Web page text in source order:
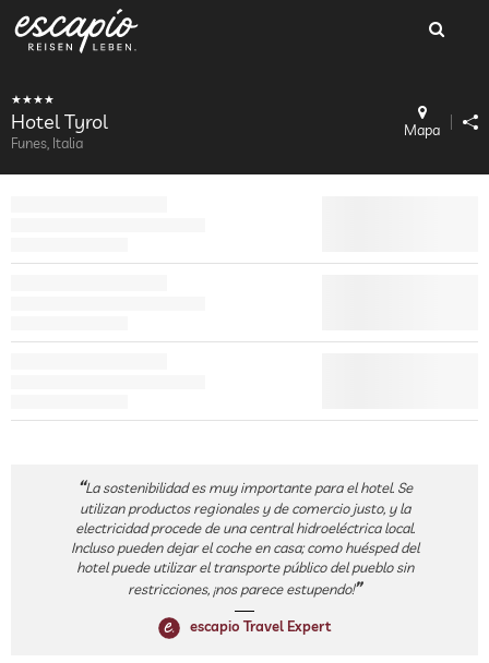
Hotel Tyrol
Funes, Italia
Mapa
La sostenibilidad es muy importante para el hotel. Se
utilizan productos regionales y de comercio justo, y la
electricidad procede de una central hidroeléctrica local.
Incluso pueden dejar el coche en casa; como huésped del
hotel puede utilizar el transporte público del pueblo sin
restricciones, ¡nos parece estupendo!
escapio Travel Expert